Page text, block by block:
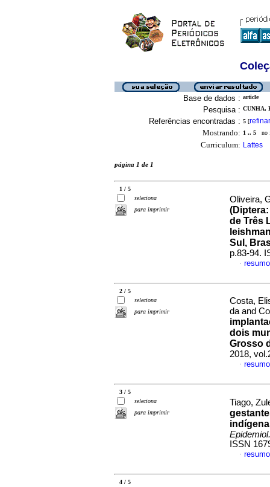
Base de dados : article
Pesquisa : CUNHA,
Referências encontradas : 5 [refinar
Mostrando: 1 .. 5 no
Curriculum: Lattes
página 1 de 1
1 / 5
seleciona
para imprimir
Oliveira,
de Três
Sul,
p.83-94.
·
2 / 5
seleciona
para imprimir
Costa,
da and
dois
Grosso
2018,
·
3 / 5
seleciona
para imprimir
Tiago,
ISSN
·
4 / 5